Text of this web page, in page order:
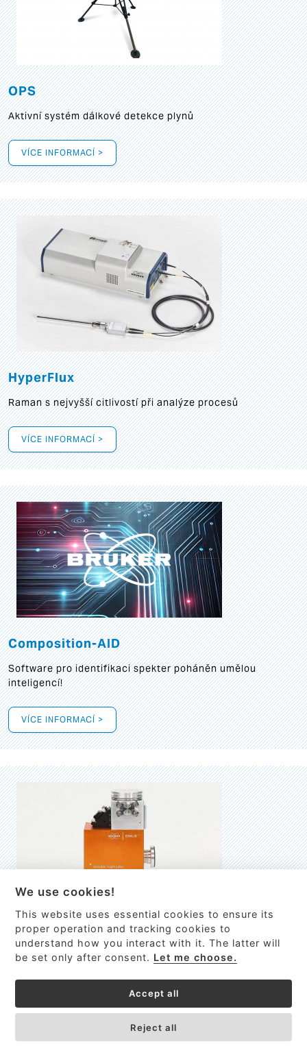
OPS
Aktivní systém dálkové detekce plynů
VÍCE INFORMACÍ >
HyperFlux
Raman s nejvyšší citlivostí při analýze procesů
VÍCE INFORMACÍ >
Composition-AID
Software pro identifikaci spekter poháněn umělou
inteligencí!
VÍCE INFORMACÍ >
EMILIE
První nano-elektro-mechanický (NEMS) FTIR analyzátor
We use cookies!
This website uses essential cookies to ensure its
proper operation and tracking cookies to
understand how you interact with it. The latter will
be set only after consent. Let me choose.
Accept all
Reject all